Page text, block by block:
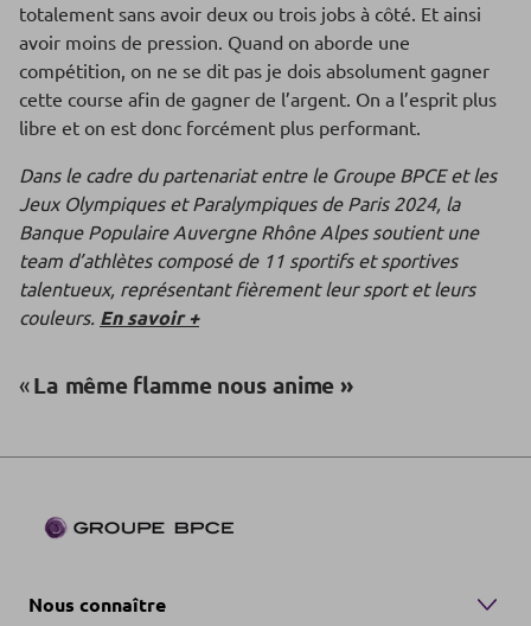
totalement sans avoir deux ou trois jobs à côté. Et ainsi
avoir moins de pression. Quand on aborde une
compétition, on ne se dit pas je dois absolument gagner
cette course afin de gagner de l’argent. On a l’esprit plus
libre et on est donc forcément plus performant.
Dans le cadre du partenariat entre le Groupe BPCE et les
Jeux Olympiques et Paralympiques de Paris 2024, la
Banque Populaire Auvergne Rhône Alpes soutient une
team d’athlètes composé de 11 sportifs et sportives
talentueux, représentant fièrement leur sport et leurs
couleurs. En savoir +
«La même flamme nous anime »
Nous connaître